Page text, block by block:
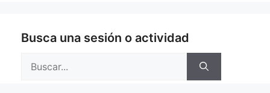
Busca una sesión o actividad